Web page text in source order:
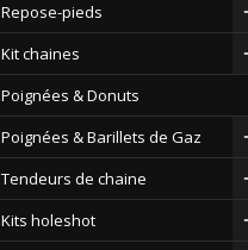
Repose-pieds
Kit chaines
Poignées & Donuts
Poignées & Barillets de Gaz
Tendeurs de chaine
Kits holeshot